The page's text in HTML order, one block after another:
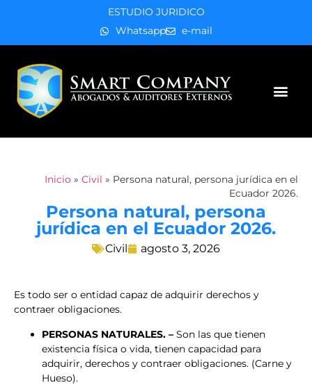
ESTUDIO JURIDICO
Whatsapp
e-mail
Inicio » Civil » Persona natural, persona jurídica en el
Ecuador 2026.
Persona natural, persona
jurídica en el Ecuador 2026.
Civil agosto 3, 2026
Es todo ser o entidad capaz de adquirir derechos y
contraer obligaciones.
PERSONAS NATURALES. – Son las que tienen
existencia física o vida, tienen capacidad para
adquirir, derechos y contraer obligaciones. (Carne y
Hueso).